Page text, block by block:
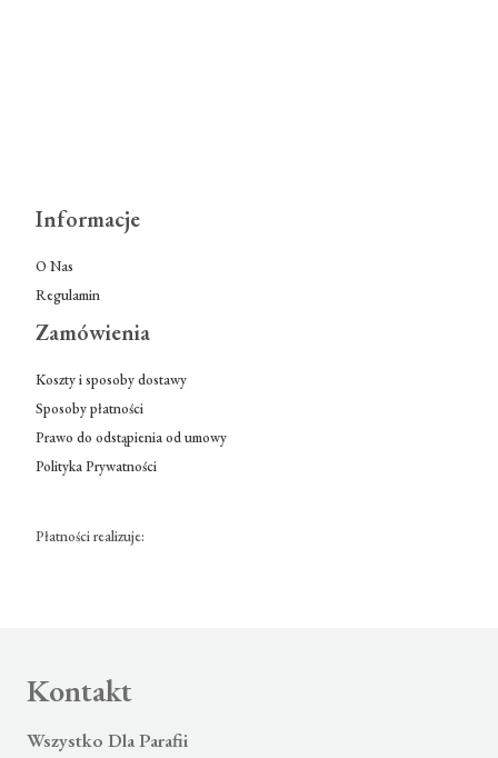
Informacje
O Nas
Regulamin
Zamówienia
Koszty i sposoby dostawy
Sposoby płatności
Prawo do odstąpienia od umowy
Polityka Prywatności
Płatności realizuje:
Kontakt
Wszystko Dla Parafii